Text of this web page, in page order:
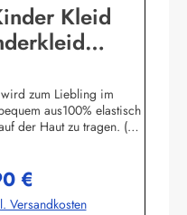
Kleid
zum Liebling im
aus100% elastisch
der Haut zu tragen. (ca.
€
Versandkosten